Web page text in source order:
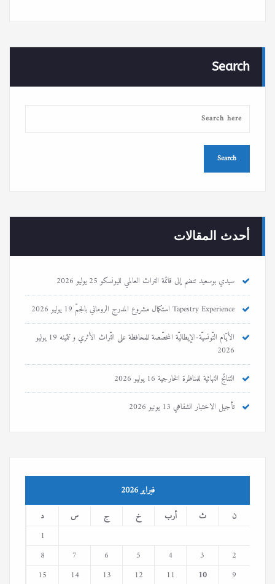
Search
أحدث المقالات
سيدي بوسعيد تنضم إلى قائمة التراث العالمي لليونسكو25 يوليو 2026
Tapestry Experience استكمال مشروع المدرج الروماني بالجمّ
19 يوليو 2026
الأيّام التّونسيّة-الإيطاليّة المخصّصة للمحافظة على التّراث الأثري و تثمينه
19 يوليو
2026
النتائج النهائية للمناظرة الخارجية16 يوليو 2026
تأجيل الاختبار الشفاهي13 يونيو 2026
فبراير 2026
ن ث أرب خ ج س
د
1
2
3
4
5
6
7
8
9
10
11
12
13
14
15